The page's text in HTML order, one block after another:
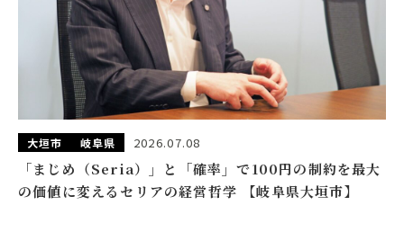
大垣市 岐阜県 2026.07.08
「まじめ（Seria）」と「確率」で100円の制約を最大
の価値に変えるセリアの経営哲学 【岐阜県大垣市】